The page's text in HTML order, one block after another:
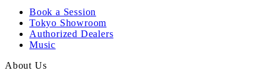
Book a Session
Tokyo Showroom
Authorized Dealers
Music
About Us